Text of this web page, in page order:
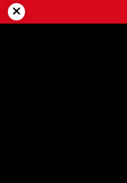
×